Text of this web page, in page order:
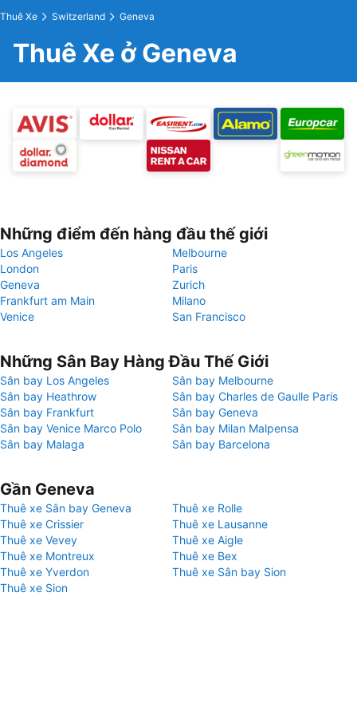
Thuê Xe Switzerland Geneva
Thuê Xe ở Geneva
Những điểm đến hàng đầu thế giới
Los Angeles
Melbourne
London
Paris
Geneva
Zurich
Frankfurt am Main
Milano
Venice
San Francisco
Những Sân Bay Hàng Đầu Thế Giới
Sân bay Los Angeles
Sân bay Melbourne
Sân bay Heathrow
Sân bay Charles de Gaulle Paris
Sân bay Frankfurt
Sân bay Geneva
Sân bay Venice Marco Polo
Sân bay Milan Malpensa
Sân bay Malaga
Sân bay Barcelona
Gần Geneva
Thuê xe Sân bay Geneva
Thuê xe Rolle
Thuê xe Crissier
Thuê xe Lausanne
Thuê xe Vevey
Thuê xe Aigle
Thuê xe Montreux
Thuê xe Bex
Thuê xe Yverdon
Thuê xe Sân bay Sion
Thuê xe Sion